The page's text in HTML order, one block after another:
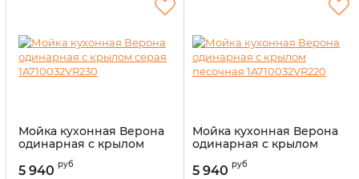
Мойка кухонная Верона
одинарная с крылом
Артикул: 14327748
5 940 руб
Мойка кухонная Верона
одинарная с крылом
Артикул: 14327747
5 940 руб